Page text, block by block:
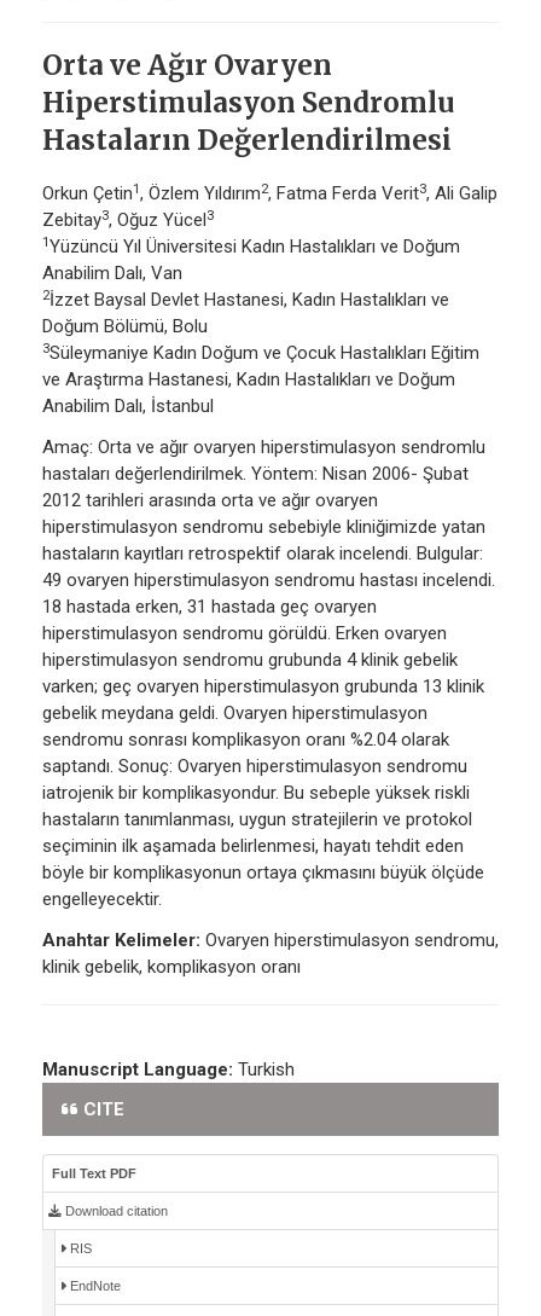
Orta ve Ağır Ovaryen
Hiperstimulasyon Sendromlu
Hastaların Değerlendirilmesi
Orkun Çetin1, Özlem Yıldırım2, Fatma Ferda Verit3, Ali Galip
Zebitay3, Oğuz Yücel3
1Yüzüncü Yıl Üniversitesi Kadın Hastalıkları ve Doğum
Anabilim Dalı, Van
2İzzet Baysal Devlet Hastanesi, Kadın Hastalıkları ve
Doğum Bölümü, Bolu
3Süleymaniye Kadın Doğum ve Çocuk Hastalıkları Eğitim
ve Araştırma Hastanesi, Kadın Hastalıkları ve Doğum
Anabilim Dalı, İstanbul
Amaç: Orta ve ağır ovaryen hiperstimulasyon sendromlu
hastaları değerlendirilmek. Yöntem: Nisan 2006- Şubat
2012 tarihleri arasında orta ve ağır ovaryen
hiperstimulasyon sendromu sebebiyle kliniğimizde yatan
hastaların kayıtları retrospektif olarak incelendi. Bulgular:
49 ovaryen hiperstimulasyon sendromu hastası incelendi.
18 hastada erken, 31 hastada geç ovaryen
hiperstimulasyon sendromu görüldü. Erken ovaryen
hiperstimulasyon sendromu grubunda 4 klinik gebelik
varken; geç ovaryen hiperstimulasyon grubunda 13 klinik
gebelik meydana geldi. Ovaryen hiperstimulasyon
sendromu sonrası komplikasyon oranı %2.04 olarak
saptandı. Sonuç: Ovaryen hiperstimulasyon sendromu
iatrojenik bir komplikasyondur. Bu sebeple yüksek riskli
hastaların tanımlanması, uygun stratejilerin ve protokol
seçiminin ilk aşamada belirlenmesi, hayatı tehdit eden
böyle bir komplikasyonun ortaya çıkmasını büyük ölçüde
engelleyecektir.
Anahtar Kelimeler: Ovaryen hiperstimulasyon sendromu,
klinik gebelik, komplikasyon oranı
Manuscript Language: Turkish
CITE
Full Text PDF
Download citation
RIS
EndNote